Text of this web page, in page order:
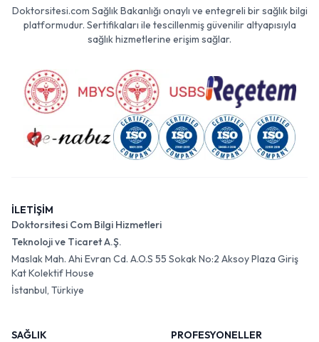
Doktorsitesi.com Sağlık Bakanlığı onaylı ve entegreli bir sağlık bilgi
platformudur. Sertifikaları ile tescillenmiş güvenilir altyapısıyla
sağlık hizmetlerine erişim sağlar.
İLETİŞİM
Doktorsitesi Com Bilgi Hizmetleri
Teknoloji ve Ticaret A.Ş.
Maslak Mah. Ahi Evran Cd. A.O.S 55 Sokak No:2 Aksoy Plaza Giriş
Kat Kolektif House
İstanbul, Türkiye
SAĞLIK
PROFESYONELLER